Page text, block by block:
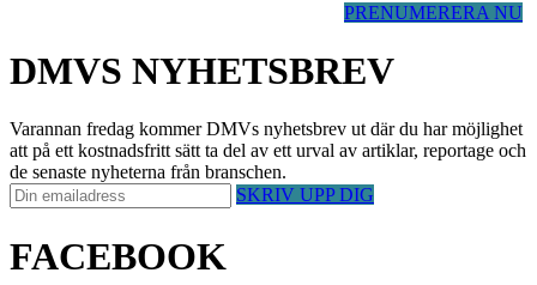
PRENUMERERA NU
DMVS NYHETSBREV
Varannan fredag kommer DMVs nyhetsbrev ut där du har möjlighet
att på ett kostnadsfritt sätt ta del av ett urval av artiklar, reportage och
de senaste nyheterna från branschen.
SKRIV UPP DIG
FACEBOOK